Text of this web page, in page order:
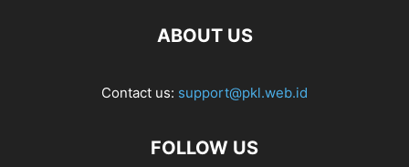
ABOUT US
Contact us: support@pkl.web.id
FOLLOW US